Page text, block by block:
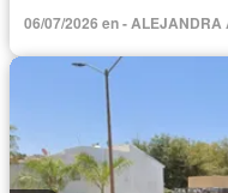
Aire acondicionado
Televisión por cable
Recámara con closet